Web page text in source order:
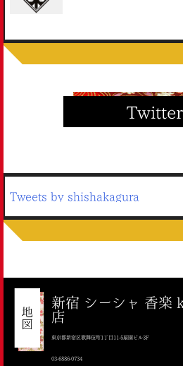
Tweets by shishakagura
新宿 シーシャ 香楽
店
東京都新宿区歌舞伎町1丁目11-5扇園ビル3F
03-6886-0734